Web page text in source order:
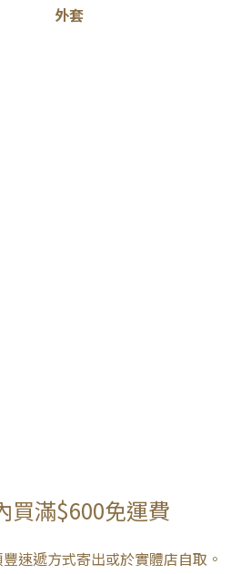
外套
買滿$600免運費
速遞方式寄出或於實體店自取。